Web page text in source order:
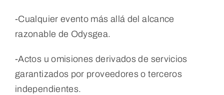
-Cualquier evento más allá del alcance
razonable de Odysgea.
-Actos u omisiones derivados de servicios
garantizados por proveedores o terceros
independientes.